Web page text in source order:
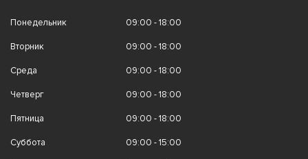
Понедельник 09:00 - 18:00
Вторник 09:00 - 18:00
Среда 09:00 - 18:00
Четверг 09:00 - 18:00
Пятница 09:00 - 18:00
Суббота 09:00 - 15:00